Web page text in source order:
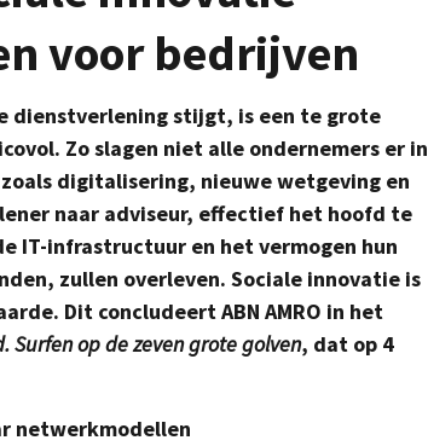
voor bedrijven
dienstverlening stijgt, is een te grote
Zo slagen niet alle ondernemers er in
digitalisering, nieuwe wetgeving en
naar adviseur, effectief het hoofd te
IT-infrastructuur en het vermogen hun
zullen overleven. Sociale innovatie is
Dit concludeert ABN AMRO in het
Surfen op de zeven grote golven, dat op 4
netwerkmodellen